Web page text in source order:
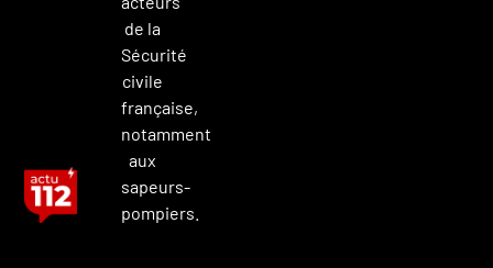
de la
Sécurité
civile
française,
notamment
aux
sapeurs-
pompiers.